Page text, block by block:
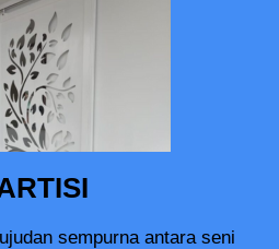
sempurna antara seni